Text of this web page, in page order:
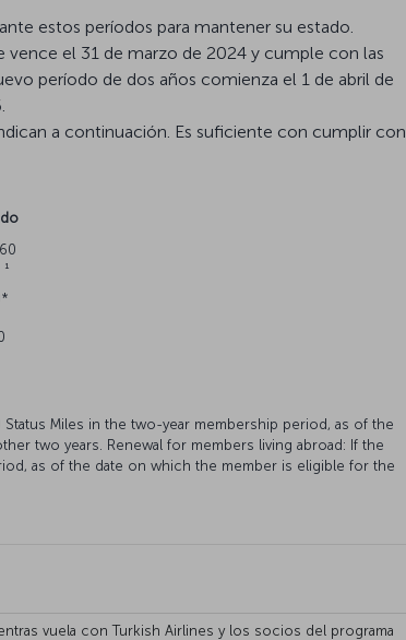
estos períodos para mantener su estado.
vence el 31 de marzo de 2024 y cumple con las
período de dos años comienza el 1 de abril de
a continuación. Es suficiente con cumplir con
Miles in the two-year membership period, as of the
two years. Renewal for members living abroad: If the
as of the date on which the member is eligible for the
vuela con Turkish Airlines y los socios del programa